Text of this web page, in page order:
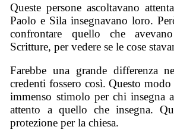
Queste persone ascoltavano
Paolo e Sila insegnavano loro.
confrontare quello che
Scritture, per vedere se le cose
Farebbe una grande differenza
credenti fossero così. Questo
immenso stimolo per chi insegna
attento a quello che insegna.
protezione per la chiesa.